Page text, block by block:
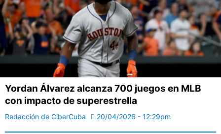
Yordan Álvarez alcanza 700 juegos en MLB
con impacto de superestrella
Redacción de CiberCuba 20/04/2026 - 12:29pm